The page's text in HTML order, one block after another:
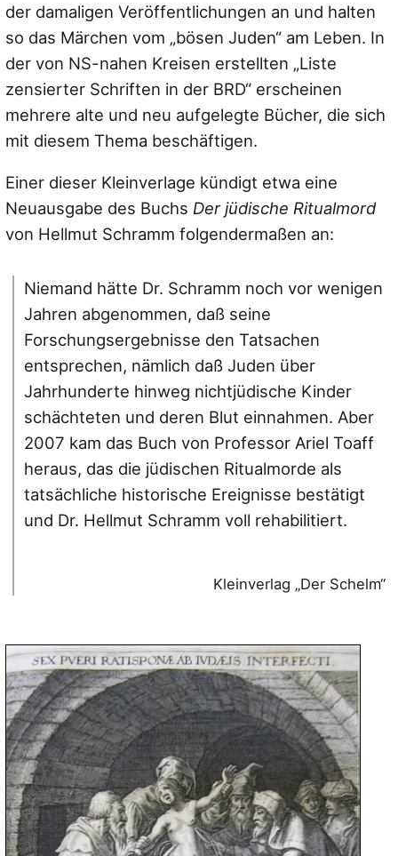
der damaligen Veröffentlichungen an und halten
so das Märchen vom „bösen Juden“ am Leben. In
der von NS-nahen Kreisen erstellten „Liste
zensierter Schriften in der BRD“ erscheinen
mehrere alte und neu aufgelegte Bücher, die sich
mit diesem Thema beschäftigen.
Einer dieser Kleinverlage kündigt etwa eine
Neuausgabe des BuchsDer jüdische Ritualmord
von Hellmut Schramm folgendermaßen an:
Niemand hätte Dr. Schramm noch vor wenigen
Jahren abgenommen, daß seine
Forschungsergebnisse den Tatsachen
entsprechen, nämlich daß Juden über
Jahrhunderte hinweg nichtjüdische Kinder
schächteten und deren Blut einnahmen. Aber
2007 kam das Buch von Professor Ariel Toaff
heraus, das die jüdischen Ritualmorde als
tatsächliche historische Ereignisse bestätigt
und Dr. Hellmut Schramm voll rehabilitiert.
Kleinverlag „Der Schelm“